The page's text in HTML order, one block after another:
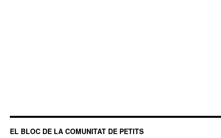
EL BLOC DE LA COMUNITAT DE PETITS